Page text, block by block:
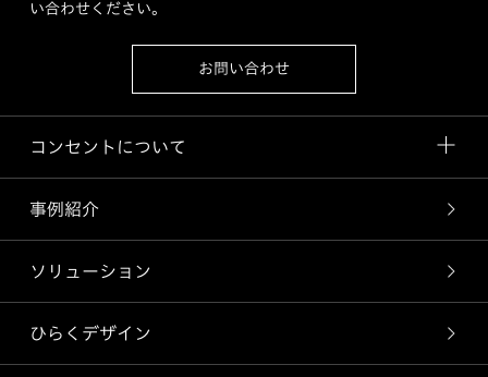
い合わせください。
お問い合わせ
コンセントについて
事例紹介
ソリューション
ひらくデザイン